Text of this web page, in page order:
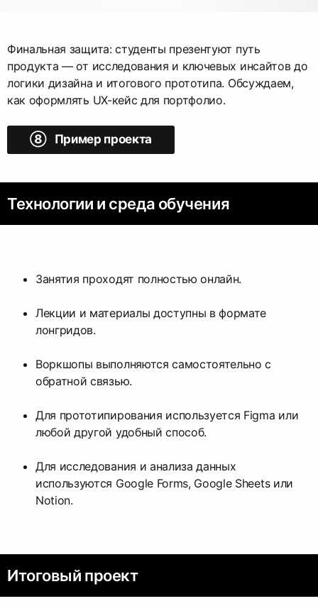
Финальная защита: студенты презентуют путь
продукта — от исследования и ключевых инсайтов до
логики дизайна и итогового прототипа. Обсуждаем,
как оформлять UX-кейс для портфолио.
➇ Пример проекта
Технологии и среда обучения
Занятия проходят полностью онлайн.
Лекции и материалы доступны в формате
лонгридов.
Воркшопы выполняются самостоятельно с
обратной связью.
Для прототипирования используется Figma или
любой другой удобный способ.
Для исследования и анализа данных
используются Google Forms, Google Sheets или
Notion.
Итоговый проект